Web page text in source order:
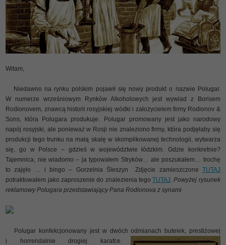
Witam,
Niedawno na rynku polskim pojawił się nowy produkt o nazwie Polugar.
W numerze wrześniowym Rynków Alkoholowych jest wywiad z Borisem
Rodionovem, znawcą historii rosyjskiej wódki i założycielem firmy Rodionov &
Sons, która Polugara produkuje. Polugar promowany jest jako narodowy
napój rosyjski, ale ponieważ w Rosji nie znaleziono firmy, która podjęłaby się
produkcji tego trunku na małą skalę w skomplikowanej technologii, wytwarza
się, go w Polsce – gdzieś w województwie łódzkim. Gdzie konkretnie?
Tajemnica, nie wiadomo – ja typowałem Stryków… ale poszukałem… trochę
to zajęło … i bingo – Gorzelnia Śleszyn
Zdjęcie zamieszczone TUTAJ
potraktowałem jako zaproszenie do znalezienia tegoTUTAJ .Powyżej rysunek
reklamowy Polugara przedstawiający Pana Rodionova z synami
Polugar konfekcjonowany jest w dwóch odmianach butelek, prestiżowej
i horrendalnie drogiej karafce